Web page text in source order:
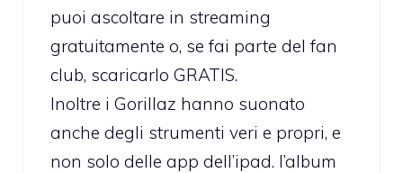
puoi ascoltare in streaming
gratuitamente o, se fai parte del fan
club, scaricarlo GRATIS.
Inoltre i Gorillaz hanno suonato
anche degli strumenti veri e propri, e
non solo delle app dell’ipad. l’album